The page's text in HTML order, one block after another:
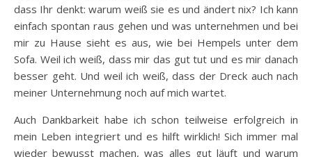
dass Ihr denkt: warum weiß sie es und ändert nix? Ich kann
einfach spontan raus gehen und was unternehmen und bei
mir zu Hause sieht es aus, wie bei Hempels unter dem
Sofa. Weil ich weiß, dass mir das gut tut und es mir danach
besser geht. Und weil ich weiß, dass der Dreck auch nach
meiner Unternehmung noch auf mich wartet.
Auch Dankbarkeit habe ich schon teilweise erfolgreich in
mein Leben integriert und es hilft wirklich! Sich immer mal
wieder bewusst machen, was alles gut läuft und warum